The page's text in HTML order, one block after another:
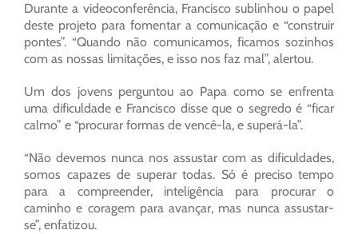
Durante a videoconferência, Francisco sublinhou o papel
deste projeto para fomentar a comunicação e “construir
pontes”. “Quando não comunicamos, ficamos sozinhos
com as nossas limitações, e isso nos faz mal”, alertou.
Um dos jovens perguntou ao Papa como se enfrenta
uma dificuldade e Francisco disse que o segredo é “ficar
calmo” e “procurar formas de vencê-la, e superá-la”.
“Não devemos nunca nos assustar com as dificuldades,
somos capazes de superar todas. Só é preciso tempo
para a compreender, inteligência para procurar o
caminho e coragem para avançar, mas nunca assustar-
se”, enfatizou.